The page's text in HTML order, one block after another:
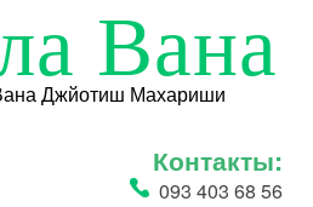
Вана
Джйотиш Махариши
Контакты:
093 403 68 56